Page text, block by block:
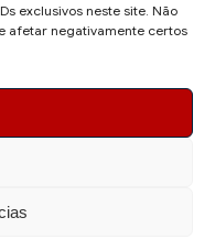
exclusivos neste site. Não
afetar negativamente certos